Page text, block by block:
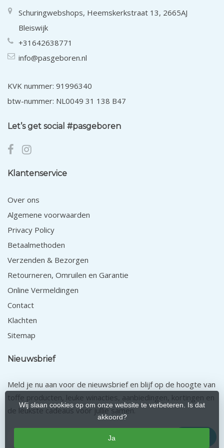
Wij slaan cookies op om onze website te verbeteren. Is dat
akkoord?
Ja
Schuringwebshops, Heemskerkstraat 13, 2665AJ
Bleiswijk
+31642638771
info@pasgeboren.nl
KVK nummer: 91996340
btw-nummer: NL0049 31 138 B47
Let’s get social #pasgeboren
Klantenservice
Over ons
Algemene voorwaarden
Privacy Policy
Betaalmethoden
Verzenden & Bezorgen
Retourneren, Omruilen en Garantie
Online Vermeldingen
Contact
Klachten
Sitemap
Nieuwsbrief
Meld je nu aan voor de nieuwsbrief en blijf op de hoogte van
toffe producten, leuke winacties, aanbiedingen, kortingen en
de leukste cadeaus voor jullie samen.
Abonneer